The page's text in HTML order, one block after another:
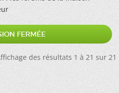
FERMÉE
des résultats 1 à 21 sur 21